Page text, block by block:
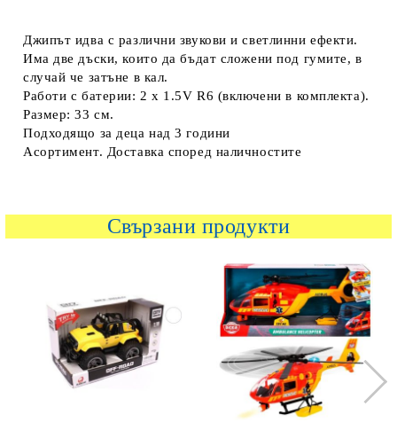
Джипът идва с различни звукови и светлинни ефекти.
Има две дъски, които да бъдат сложени под гумите, в
случай че затъне в кал.
Работи с батерии: 2 x 1.5V R6 (включени в комплекта).
Размер: 33 см.
Подходящо за деца над 3 години
Асортимент. Доставка според наличностите
Свързани продукти